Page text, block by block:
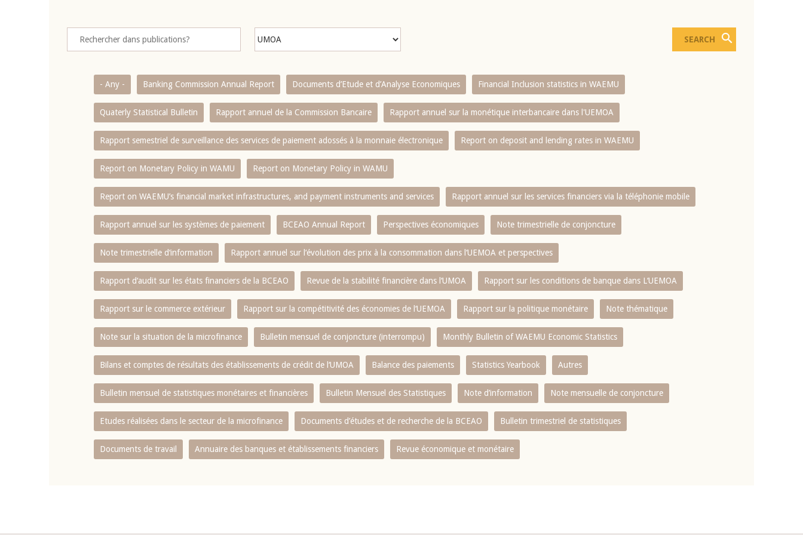
- Any - Banking Commission Annual Report Documents d’Etude et d’Analyse Economiques Financial Inclusion statistics in WAEMU
Quaterly Statistical Bulletin Rapport annuel de la Commission Bancaire Rapport annuel sur la monétique interbancaire dans l'UEMOA
Rapport semestriel de surveillance des services de paiement adossés à la monnaie électronique Report on deposit and lending rates in WAEMU
Report on Monetary Policy in WAMU Report on Monetary Policy in WAMU
Report on WAEMU’s financial market infrastructures, and payment instruments and services Rapport annuel sur les services financiers via la téléphonie mobile
Rapport annuel sur les systèmes de paiement BCEAO Annual Report Perspectives économiques Note trimestrielle de conjoncture
Note trimestrielle d‘information Rapport annuel sur l‘évolution des prix à la consommation dans l‘UEMOA et perspectives
Rapport d‘audit sur les états financiers de la BCEAO Revue de la stabilité financière dans l‘UMOA Rapport sur les conditions de banque dans L‘UEMOA
Rapport sur le commerce extérieur Rapport sur la compétitivité des économies de l‘UEMOA Rapport sur la politique monétaire Note thématique
Note sur la situation de la microfinance Bulletin mensuel de conjoncture (interrompu) Monthly Bulletin of WAEMU Economic Statistics
Bilans et comptes de résultats des établissements de crédit de l‘UMOA Balance des paiements Statistics Yearbook Autres
Bulletin mensuel de statistiques monétaires et financières Bulletin Mensuel des Statistiques Note d’information Note mensuelle de conjoncture
Etudes réalisées dans le secteur de la microfinance Documents d’études et de recherche de la BCEAO Bulletin trimestriel de statistiques
Documents de travail Annuaire des banques et établissements financiers Revue économique et monétaire